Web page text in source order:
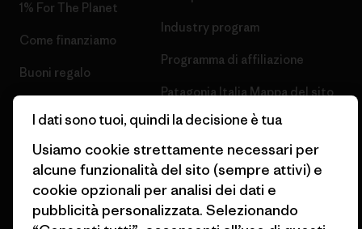
1% For The Planet
Come finanziamo
Buoni regalo
Industry program
Programma di affiliazione
Patagonia Italia Mappa del sito
© 2026 Patagonia, Inc. All Rights Reserved.
I dati sono tuoi, quindi la decisione è tua
Usiamo cookie strettamente necessari per
alcune funzionalità del sito (sempre attivi) e
cookie opzionali per analisi dei dati e
pubblicità personalizzata. Selezionando